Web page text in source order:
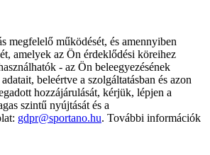
megfelelő működését, és amennyiben
amelyek az Ön érdeklődési köreihez
- az Ön beleegyezésének
beleértve a szolgáltatásban és azon
hozzájárulását, kérjük, lépjen a
szintű nyújtását és a
gdpr@sportano.hu. További információk